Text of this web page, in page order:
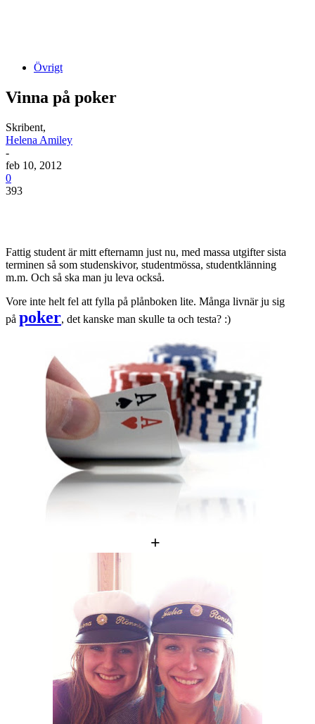
Övrigt
Vinna på poker
Skribent,
Helena Amiley
-
feb 10, 2012
0
393
Fattig student är mitt efternamn just nu, med massa utgifter sista
terminen så som studenskivor, studentmössa, studentklänning
m.m. Och så ska man ju leva också.
Vore inte helt fel att fylla på plånboken lite. Många livnär ju sig
på poker, det kanske man skulle ta och testa? :)
+